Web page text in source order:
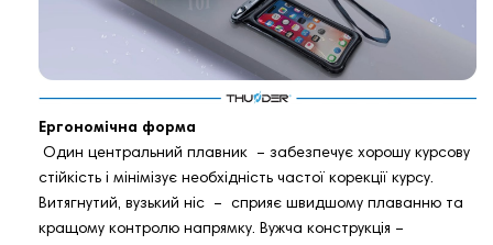
Ергономічна форма
Один центральний плавник – забезпечує хорошу курсову
стійкість і мінімізує необхідність частої корекції курсу.
Витягнутий, вузький ніс – сприяє швидшому плаванню та
кращому контролю напрямку. Вужча конструкція –